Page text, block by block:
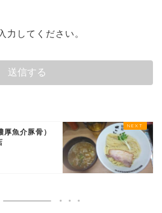
力してください。
厚魚介豚骨）